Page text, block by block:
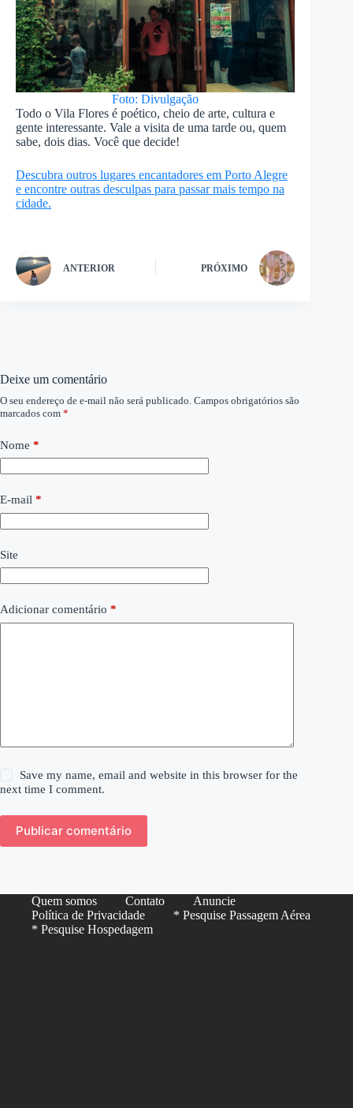
Foto: Divulgação
Todo o Vila Flores é poético, cheio de arte, cultura e
gente interessante. Vale a visita de uma tarde ou, quem
sabe, dois dias. Você que decide!
Descubra outros lugares encantadores em Porto Alegre
e encontre outras desculpas para passar mais tempo na
cidade.
ANTERIOR PRÓXIMO
Deixe um comentário
O seu endereço de e-mail não será publicado. Campos obrigatórios são
marcados com *
Nome *
E-mail *
Site
Adicionar comentário *
Save my name, email and website in this browser for the
next time I comment.
Publicar comentário
Quem somos Contato
Anuncie
Política de Privacidade
* Pesquise Passagem Aérea
* Pesquise Hospedagem